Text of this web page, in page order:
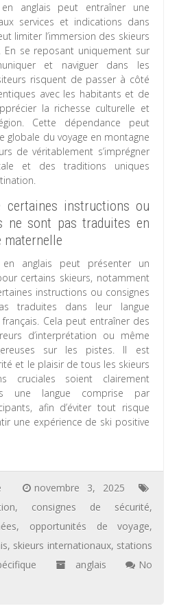
anglais peut entraîner une
services et indications dans
limiter l’immersion des skieurs
En se reposant uniquement sur
et naviguer dans les
risquent de passer à côté
avec les habitants et de
la richesse culturelle et
Cette dépendance peut
globale du voyage en montagne
de véritablement s’imprégner
et des traditions uniques
certaines instructions ou
ne sont pas traduites en
maternelle
anglais peut présenter un
certains skieurs, notamment
instructions ou consignes
traduites dans leur langue
Cela peut entraîner des
d’interprétation ou même
sur les pistes. Il est
et le plaisir de tous les skieurs
cruciales soient clairement
une langue comprise par
afin d’éviter tout risque
une expérience de ski positive
novembre 3, 2025
, consignes de sécurité,
, opportunités de voyage,
, skieurs internationaux, stations
anglais
No